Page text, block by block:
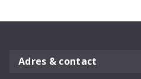
Adres & contact